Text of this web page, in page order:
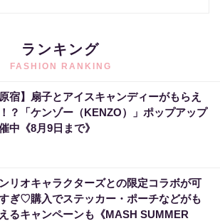
ランキング
FASHION RANKING
原宿】扇子とアイスキャンディーがもらえ
？「ケンゾー（KENZO）」ポップアップ
中《8月9日まで》
リオキャラクターズとの限定コラボが可
ぎ♡購入でステッカー・ポーチなどがも
るキャンペーンも《MASH SUMMER